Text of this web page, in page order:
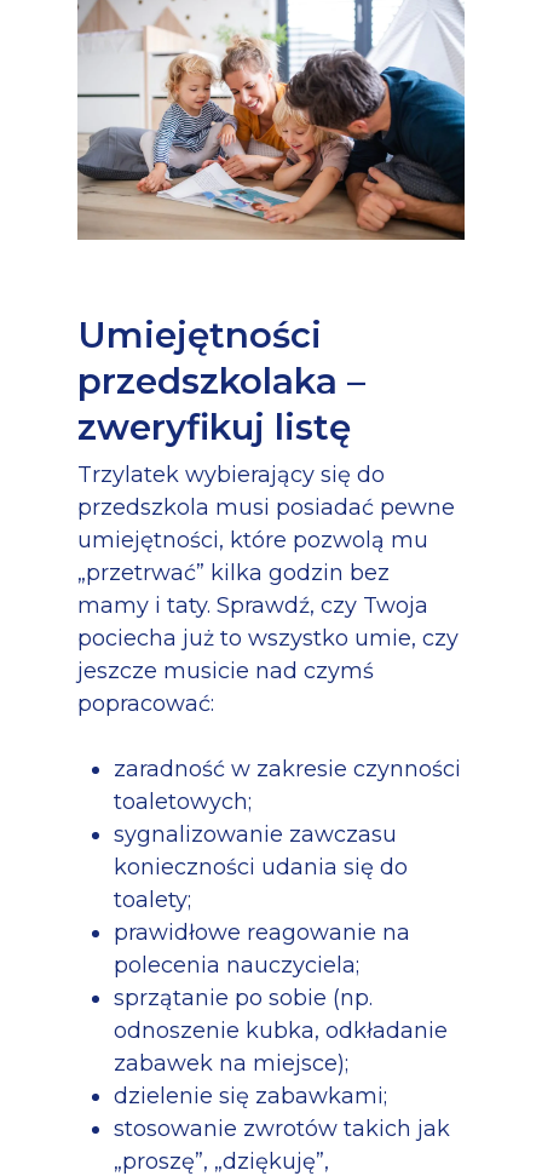
Umiejętności
przedszkolaka –
zweryfikuj listę
Trzylatek wybierający się do
przedszkola musi posiadać pewne
umiejętności, które pozwolą mu
„przetrwać” kilka godzin bez
mamy i taty. Sprawdź, czy Twoja
pociecha już to wszystko umie, czy
jeszcze musicie nad czymś
popracować:
zaradność w zakresie czynności
toaletowych;
sygnalizowanie zawczasu
konieczności udania się do
toalety;
prawidłowe reagowanie na
polecenia nauczyciela;
sprzątanie po sobie (np.
odnoszenie kubka, odkładanie
zabawek na miejsce);
dzielenie się zabawkami;
stosowanie zwrotów takich jak
„proszę”, „dziękuję”,